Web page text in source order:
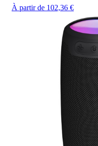
À partir de 102,36 €